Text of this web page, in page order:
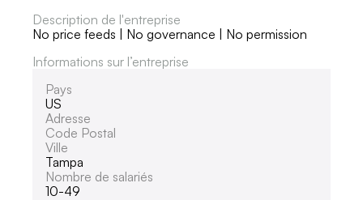
Description de l'entreprise
No price feeds | No governance | No permission
Informations sur l’entreprise
Pays
US
Adresse
Code Postal
Ville
Tampa
Nombre de salariés
10-49